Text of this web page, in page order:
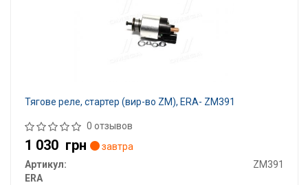
Тягове реле, стартер (вир-во ZM), ERA- ZM391
0 отзывов
1 030 грн
завтра
Артикул:
ZM391
ERA